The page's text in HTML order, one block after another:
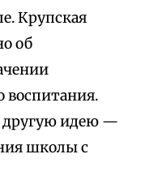
Крупская
об
воспитания.
другую идею —
школы с